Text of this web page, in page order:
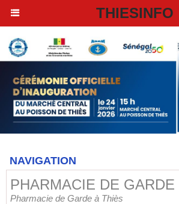
THIESINFO
NAVIGATION
PHARMACIE DE GARDE
Pharmacie de Garde à Thiès